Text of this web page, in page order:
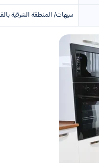
سيهات/ المنطقة الشرقية